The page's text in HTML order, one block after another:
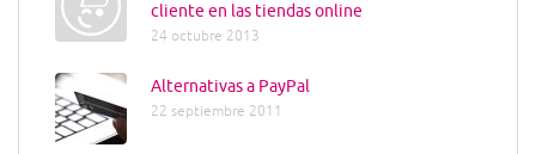
cliente en las tiendas online
24 octubre 2013
Alternativas a PayPal
22 septiembre 2011